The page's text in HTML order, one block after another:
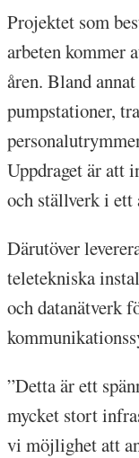
Projektet som
arbeten kommer
åren. Bland
pumpstationer,
Uppdraget är att
och ställverk i
Därutöver
teletekniska
och datanätverk
”Detta är ett
mycket stort
vi möjlighet att